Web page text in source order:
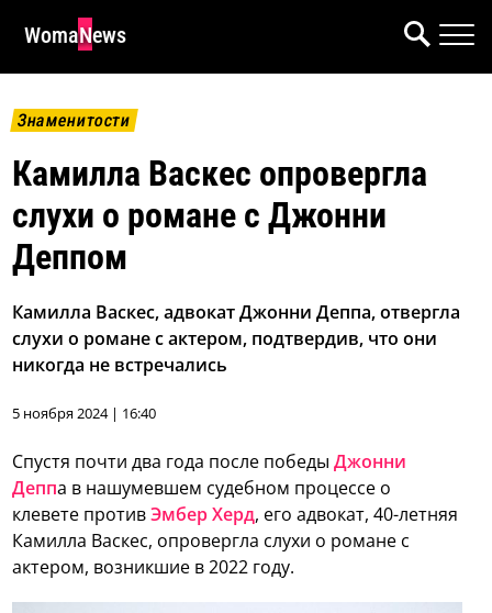
WomaNews
Знаменитости
Камилла Васкес опровергла
слухи о романе с Джонни
Деппом
Камилла Васкес, адвокат Джонни Деппа, отвергла
слухи о романе с актером, подтвердив, что они
никогда не встречались
5 ноября 2024 | 16:40
Спустя почти два года после победыДжонни
Деппа в нашумевшем судебном процессе о
клевете противЭмбер Херд, его адвокат, 40-летняя
Камилла Васкес, опровергла слухи о романе с
актером, возникшие в 2022 году.